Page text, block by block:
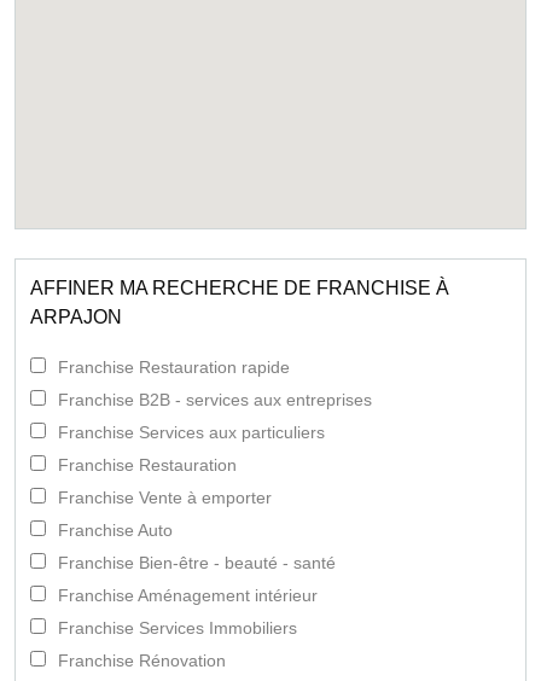
AFFINER MA RECHERCHE DE FRANCHISE À
ARPAJON
Franchise Restauration rapide
Franchise B2B - services aux entreprises
Franchise Services aux particuliers
Franchise Restauration
Franchise Vente à emporter
Franchise Auto
Franchise Bien-être - beauté - santé
Franchise Aménagement intérieur
Franchise Services Immobiliers
Franchise Rénovation